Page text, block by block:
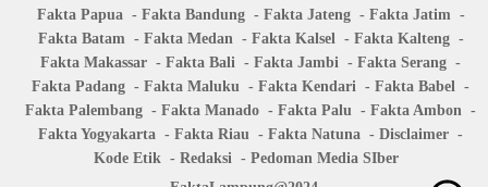
Fakta Papua
Fakta Bandung Fakta Jateng
Fakta Jatim
Fakta Batam
Fakta Medan Fakta Kalsel
Fakta Kalteng
Fakta Makassar
Fakta Bali Fakta Jambi
Fakta Serang
Fakta Padang
Fakta Maluku Fakta Kendari
Fakta Babel
Fakta Palembang
Fakta Manado Fakta Palu
Fakta Ambon
Fakta Yogyakarta
Fakta Riau Fakta Natuna
Disclaimer
Kode Etik
Redaksi
Pedoman Media SIber